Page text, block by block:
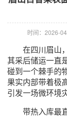
时间：2026-
在四川眉山，
其采后储运一直
碰到一个棘手的
果实内部带着极
引发一场微环境
带热入库最